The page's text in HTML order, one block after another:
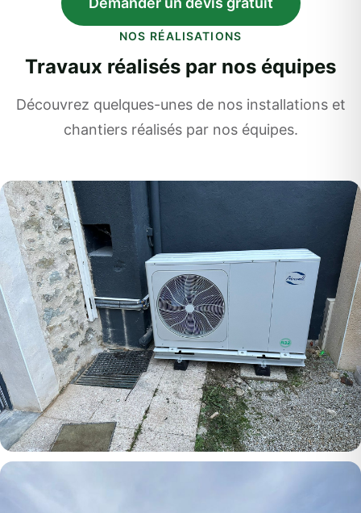
NOS RÉALISATIONS
Travaux réalisés par nos équipes
Découvrez quelques-unes de nos installations et
chantiers réalisés par nos équipes.